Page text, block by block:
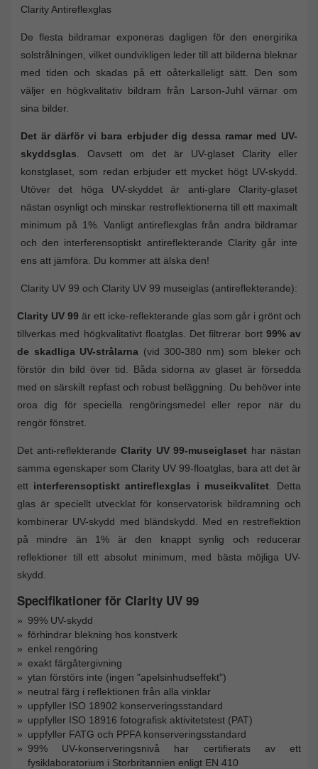
Clarity Antireflexglas
De flesta bildramar exponeras dagligen för den energirika
solstrålningen, vilket oundvikligen leder till att bilderna bleknar
med tiden och skadas på ett oåterkalleligt sätt. Den som
väljer en högkvalitativ bildram från Larson-Juhl värnar om
sina bilder.
Det är därför vi bara erbjuder dig dessa ramar med UV-
skyddsglas . Oavsett om det är UV-glaset Clarity eller
konstglaset, som redan erbjuder ett mycket högt UV-skydd.
Utöver det höga UV-skyddet är anti-glare Clarity-glaset
nästan osynligt och minskar restreflektionerna till ett maximalt
minimum på 1%. Vanligt antireflexglas från andra bildramar
och den interferensoptiskt antireflekterande Clarity går inte
ens att jämföra. Du kommer att älska den!
Clarity UV 99 och Clarity UV 99 museiglas (antireflekterande):
Clarity UV 99 är ett icke-reflekterande glas som går i grönt och
tillverkas med högkvalitativt floatglas. Det filtrerar bort 99% av
de skadliga UV-strålarna (vid 300-380 nm) som bleker och
förstör din bild över tid. Båda sidorna av glaset är försedda
med en särskilt repfast och robust beläggning. Du behöver inte
oroa dig för speciella rengöringsmedel eller repor när du
rengör fönstret.
Det anti-reflekterande Clarity UV 99-museiglaset har nästan
samma egenskaper som Clarity UV 99-floatglas, bara att det är
ett interferensoptiskt antireflexglas i museikvalitet. Detta
glas är speciellt utvecklat för konservatorisk bildramning och
kombinerar UV-skydd med bländskydd. Med en restreflektion
på mindre än 1% är den knappt synlig och reducerar
reflektioner till ett absolut minimum, med bästa möjliga UV-
skydd.
Specifikationer för Clarity UV 99
99% UV-skydd
förhindrar blekning hos konstverk
enkel rengöring
exakt färgåtergivning
ytan förstörs inte (ingen "apelsinhudseffekt")
neutral färg i reflektionen från alla vinklar
uppfyller ISO 18902 konserveringsstandard
uppfyller ISO 18916 fotografisk aktivitetstest (PAT)
uppfyller FATG och PPFA konserveringsstandard
99% UV-konserveringsnivå har certifierats av ett
fysiklaboratorium i Storbritannien enligt EN 410